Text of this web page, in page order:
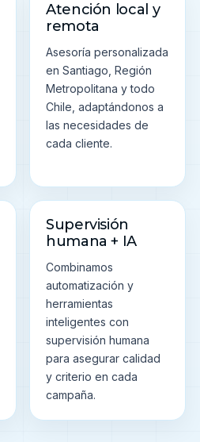
Atención local y
remota
Asesoría personalizada
en Santiago, Región
Metropolitana y todo
Chile, adaptándonos a
las necesidades de
cada cliente.
Supervisión
humana + IA
Combinamos
automatización y
herramientas
inteligentes con
supervisión humana
para asegurar calidad
y criterio en cada
campaña.